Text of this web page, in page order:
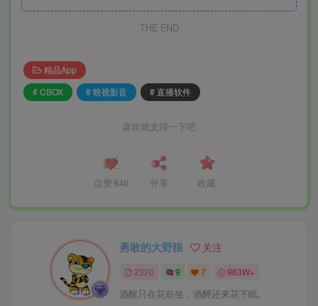
THE END
精品App
# CBOX
# 映视影音 # 直播软件
喜欢就支持一下吧
点赞 840 分享 收藏
勇敢的大野狼 关注
2320 9 7 963W+
酒醒只在花前坐，酒醉还来花下眠。